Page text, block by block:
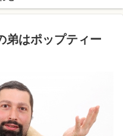
弟はポップティー